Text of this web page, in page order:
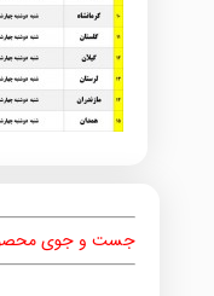
جست و جوی